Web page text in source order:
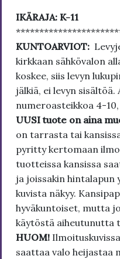
IKÄRAJA: K-11
KUNTOARVIOT:
kirkkaan sähkövalon
koskee, siis levyn
jälkiä, ei levyn
numeroasteikkoa 4-
UUSI tuote on aina
on tarrasta tai
pyritty kertomaan
tuotteissa kansissa
ja joissakin hintalapun
kuvista näkyy.
hyväkuntoiset, mutta
käytöstä aiheutunutta
HUOM!
saattaa valo heijastaa